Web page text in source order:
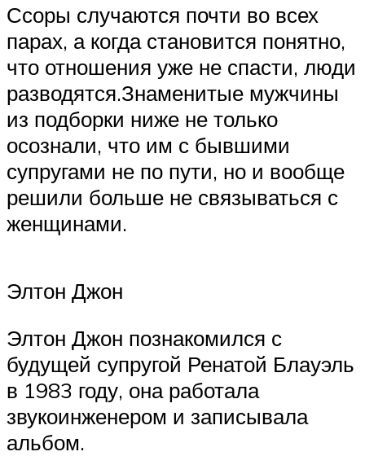
Ссоры случаются почти во всех
парах, а когда становится понятно,
что отношения уже не спасти, люди
разводятся.Знаменитые мужчины
из подборки ниже не только
осознали, что им с бывшими
супругами не по пути, но и вообще
решили больше не связываться с
женщинами.
Элтон Джон
Элтон Джон познакомился с
будущей супругой Ренатой Блауэль
в 1983 году, она работала
звукоинженером и записывала
альбом.